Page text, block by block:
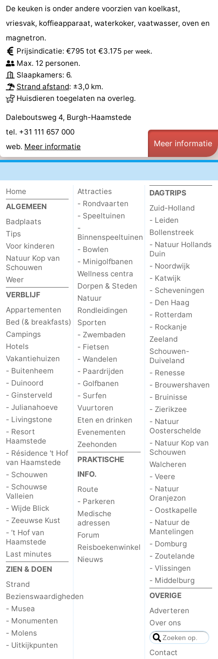
van
Haamstede
Valleien
Wijde
Blick
-
Zeeuwse
Kust
-
’t
Hof
Haamstede
Last
minutes
Strand
&
Bezienswaardigheden
Musea
-
Molens
-
Uitkijkpunten
Attracties
-
Speeltuinen
-
Binnenspeeltuinen
-
Bowlen
Minigolfbanen
Wellness
centra
Dorpen
&
Steden
Natuur
Rondleidingen
Sporten
-
Zwembaden
-
Fietsen
-
Wandelen
-
Paardrijden
-
Golfbanen
-
Surfen
Vuurtoren
De keuken is onder andere voorzien van koelkast,
vriesvak, koffieapparaat, waterkoker, vaatwasser, oven en
magnetron.
Prijsindicatie: €795 tot €3.175 per week.
Max. 12 personen.
Slaapkamers: 6.
Strand afstand: ±3,0 km.
Huisdieren toegelaten na overleg.
Daleboutsweg 4, Burgh-Haamstede
tel. +31 111 657 000
web. Meer informatie Meer informatie
Home
ALGEMEEN
Badplaats
Tips
Voor kinderen
Natuur Kop van
Schouwen
Weer
VERBLIJF
Appartementen
Bed (& breakfasts)
Campings
Hotels
Vakantiehuizen
- Buitenheem
- Duinoord
- Ginsterveld
- Julianahoeve
- Livingstone
- Resort
Haamstede
- Résidence 't Hof
van Haamstede
- Schouwen
- Schouwse
Valleien
- Wijde Blick
- Zeeuwse Kust
- ’t Hof van
Haamstede
Last minutes
ZIEN & DOEN
Strand
Bezienswaardigheden
- Musea
- Monumenten
- Molens
- Uitkijkpunten
Attracties
- Rondvaarten
- Speeltuinen
-
Binnenspeeltuinen
- Bowlen
- Minigolfbanen
Wellness centra
Dorpen & Steden
Natuur
Rondleidingen
Sporten
- Zwembaden
- Fietsen
- Wandelen
- Paardrijden
- Golfbanen
- Surfen
Vuurtoren
Eten en drinken
Evenementen
Zeehonden
PRAKTISCHE
INFO.
Route
- Parkeren
Medische
adressen
Forum
Reisboekenwinkel
Nieuws
DAGTRIPS
Zuid-Holland
- Leiden
Bollenstreek
- Natuur Hollands
Duin
- Noordwijk
- Katwijk
- Scheveningen
- Den Haag
- Rotterdam
- Rockanje
Zeeland
Schouwen-
Duiveland
- Renesse
- Brouwershaven
- Bruinisse
- Zierikzee
- Natuur
Oosterschelde
- Natuur Kop van
Schouwen
Walcheren
- Veere
- Natuur
Oranjezon
- Oostkapelle
- Natuur de
Mantelingen
- Domburg
- Zoutelande
- Vlissingen
- Middelburg
OVERIGE
Adverteren
Over ons
Contact